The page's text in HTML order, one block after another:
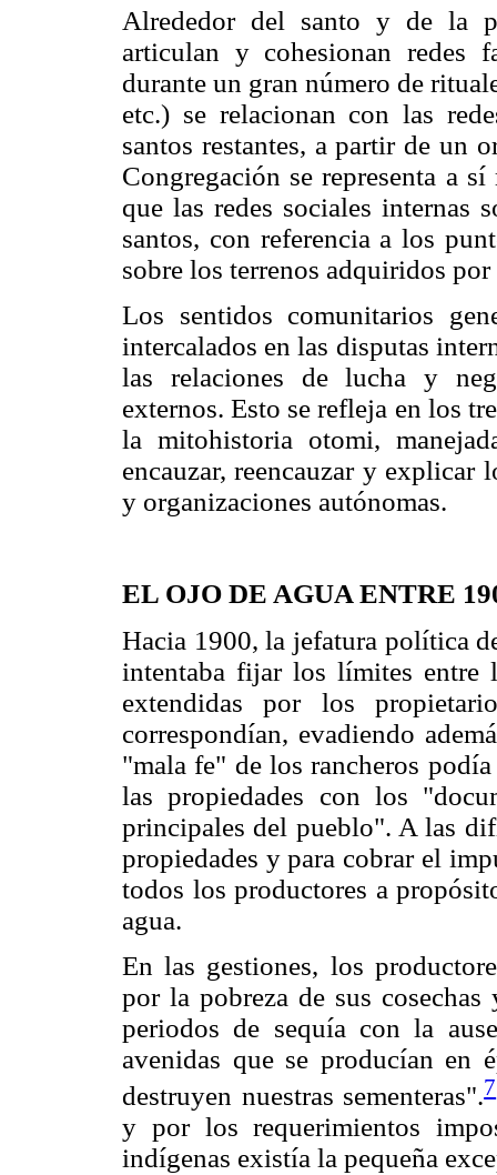
Alrededor del santo y de la
articulan y cohesionan redes
durante un gran número de
etc.) se relacionan con las
santos restantes, a partir de un
Congregación se representa a
que las redes sociales internas
santos, con referencia a los
sobre los terrenos adquiridos
Los sentidos comunitarios
intercalados en las disputas
las relaciones de lucha y
externos. Esto se refleja en los
la mitohistoria otomi,
encauzar, reencauzar y explicar
y organizaciones autónomas.
EL OJO DE AGUA ENTRE
Hacia 1900, la jefatura política
intentaba fijar los límites entre
extendidas por los
correspondían, evadiendo
"mala fe" de los rancheros
las propiedades con los
principales del pueblo". A las
propiedades y para cobrar el
todos los productores a
agua.
En las gestiones, los
por la pobreza de sus
periodos de sequía con la
avenidas que se producían en
destruyen nuestras sementeras".7
y por los requerimientos
indígenas existía la pequeña